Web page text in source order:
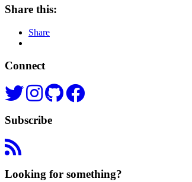
Share this:
Share
Connect
Subscribe
Looking for something?